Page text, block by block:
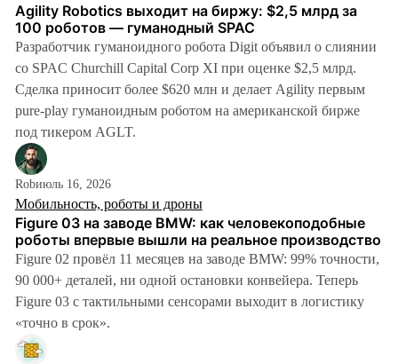
Agility Robotics выходит на биржу: $2,5 млрд за
100 роботов — гуманодный SPAC
Разработчик гуманоидного робота Digit объявил о слиянии
со SPAC Churchill Capital Corp XI при оценке $2,5 млрд.
Сделка приносит более $620 млн и делает Agility первым
pure-play гуманоидным роботом на американской бирже
под тикером AGLT.
Robиюль 16, 2026
Мобильность, роботы и дроны
Figure 03 на заводе BMW: как человекоподобные
роботы впервые вышли на реальное производство
Figure 02 провёл 11 месяцев на заводе BMW: 99% точности,
90 000+ деталей, ни одной остановки конвейера. Теперь
Figure 03 с тактильными сенсорами выходит в логистику
«точно в срок».